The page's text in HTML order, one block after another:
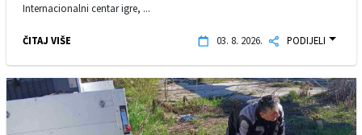
Internacionalni centar igre, ...
ČITAJ VIŠE 03. 8. 2026. PODIJELI